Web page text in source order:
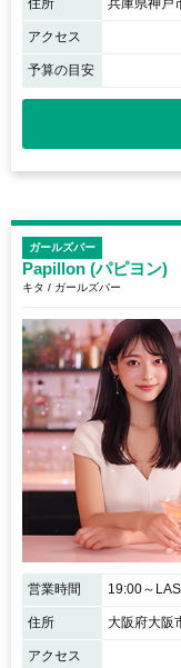
住所 兵庫県神戸
アクセス
予算の目安
ガールズバー
Papillon (パピヨン)
キタ / ガールズバー
営業時間 19:00～
住所 大阪府大阪
アクセス